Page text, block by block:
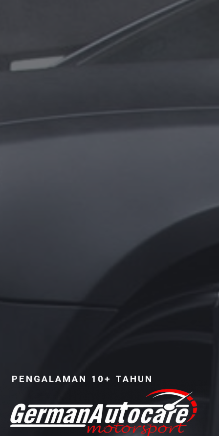
PENGALAMAN 10+ TAHUN